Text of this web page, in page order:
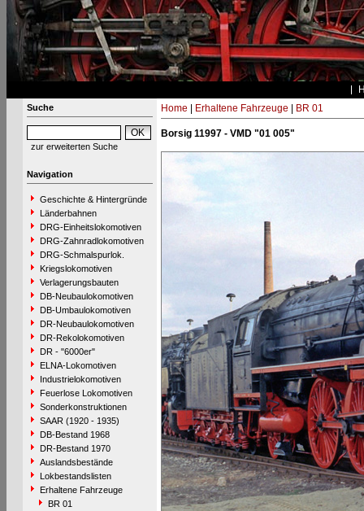
Suche
zur erweiterten Suche
Navigation
Geschichte & Hintergründe
Länderbahnen
DRG-Einheitslokomotiven
DRG-Zahnradlokomotiven
DRG-Schmalspurlok.
Kriegslokomotiven
Verlagerungsbauten
DB-Neubaulokomotiven
DB-Umbaulokomotiven
DR-Neubaulokomotiven
DR-Rekolokomotiven
DR - "6000er"
ELNA-Lokomotiven
Industrielokomotiven
Feuerlose Lokomotiven
Sonderkonstruktionen
SAAR (1920 - 1935)
DB-Bestand 1968
DR-Bestand 1970
Auslandsbestände
Lokbestandslisten
Erhaltene Fahrzeuge
BR 01
Home Erhaltene Fahrzeuge BR 01
Borsig 11997 - VMD "01 005"